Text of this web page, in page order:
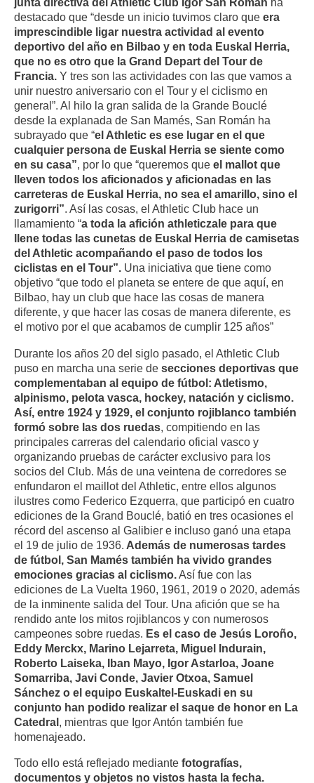
destacado que “desde un inicio tuvimos claro que era
imprescindible ligar nuestra actividad al evento
deportivo del año en Bilbao y en toda Euskal Herria,
que no es otro que la Grand Depart del Tour de
Francia. Y tres son las actividades con las que vamos a
unir nuestro aniversario con el Tour y el ciclismo en
general”. Al hilo la gran salida de la Grande Bouclé
desde la explanada de San Mamés, San Román ha
subrayado que “el Athletic es ese lugar en el que
cualquier persona de Euskal Herria se siente como
en su casa”, por lo que “queremos que el mallot que
lleven todos los aficionados y aficionadas en las
carreteras de Euskal Herria, no sea el amarillo, sino el
zurigorri”. Así las cosas, el Athletic Club hace un
llamamiento “a toda la afición athleticzale para que
llene todas las cunetas de Euskal Herria de camisetas
del Athletic acompañando el paso de todos los
ciclistas en el Tour”. Una iniciativa que tiene como
objetivo “que todo el planeta se entere de que aquí, en
Bilbao, hay un club que hace las cosas de manera
diferente, y que hacer las cosas de manera diferente, es
el motivo por el que acabamos de cumplir 125 años”
Durante los años 20 del siglo pasado, el Athletic Club
puso en marcha una serie de secciones deportivas que
complementaban al equipo de fútbol: Atletismo,
alpinismo, pelota vasca, hockey, natación y ciclismo.
Así, entre 1924 y 1929, el conjunto rojiblanco también
formó sobre las dos ruedas, compitiendo en las
principales carreras del calendario oficial vasco y
organizando pruebas de carácter exclusivo para los
socios del Club. Más de una veintena de corredores se
enfundaron el maillot del Athletic, entre ellos algunos
ilustres como Federico Ezquerra, que participó en cuatro
ediciones de la Grand Bouclé, batió en tres ocasiones el
récord del ascenso al Galibier e incluso ganó una etapa
el 19 de julio de 1936. Además de numerosas tardes
de fútbol, San Mamés también ha vivido grandes
emociones gracias al ciclismo.Así fue con las
ediciones de La Vuelta 1960, 1961, 2019 o 2020, además
de la inminente salida del Tour. Una afición que se ha
rendido ante los mitos rojiblancos y con numerosos
campeones sobre ruedas. Es el caso de Jesús Loroño,
Eddy Merckx, Marino Lejarreta, Miguel Indurain,
Roberto Laiseka, Iban Mayo, Igor Astarloa, Joane
Somarriba, Javi Conde, Javier Otxoa, Samuel
Sánchez o el equipo Euskaltel-Euskadi en su
conjunto han podido realizar el saque de honor en La
Catedral, mientras que Igor Antón también fue
homenajeado.
Todo ello está reflejado mediante fotografías,
documentos y objetos no vistos hasta la fecha.